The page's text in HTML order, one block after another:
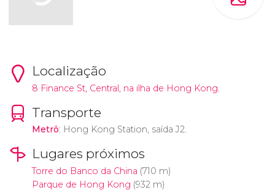
Localização
8 Finance St, Central, na ilha de Hong Kong.
Transporte
Metrô: Hong Kong Station, saída J2.
Lugares próximos
Torre do Banco da China (710 m)
Parque de Hong Kong (932 m)